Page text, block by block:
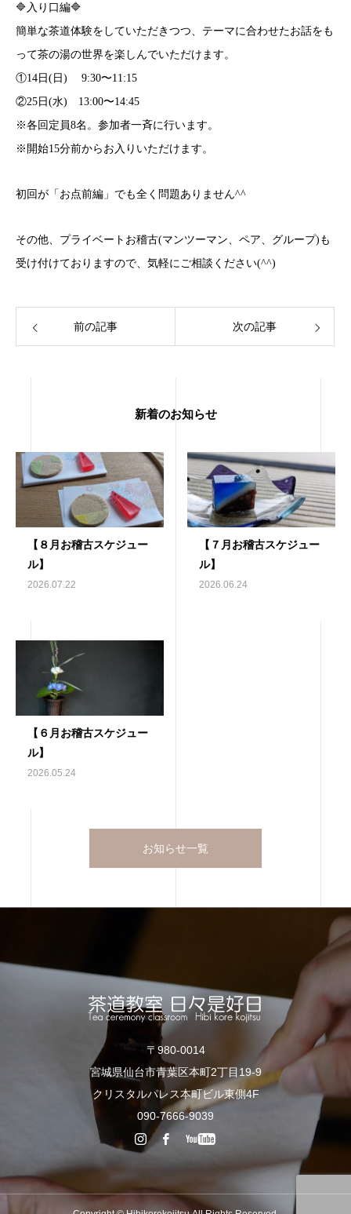
🔷入り口編🔷
簡単な茶道体験をしていただきつつ、テーマに合わせたお話をも
って茶の湯の世界を楽しんでいただけます。
①14日(日) 9:30〜11:15
②25日(水) 13:00〜14:45
※各回定員8名。参加者一斉に行います。
※開始15分前からお入りいただけます。
初回が「お点前編」でも全く問題ありません^^
その他、プライベートお稽古(マンツーマン、ペア、グループ)も
受け付けておりますので、気軽にご相談ください(^^)
前の記事 次の記事
新着のお知らせ
【８月お稽古スケジュー
ル】
2026.07.22
【７月お稽古スケジュー
ル】
2026.06.24
【６月お稽古スケジュー
ル】
2026.05.24
お知らせ一覧
〒980-0014
宮城県仙台市青葉区本町2丁目19-9
クリスタルパレス本町ビル東側4F
090-7666-9039